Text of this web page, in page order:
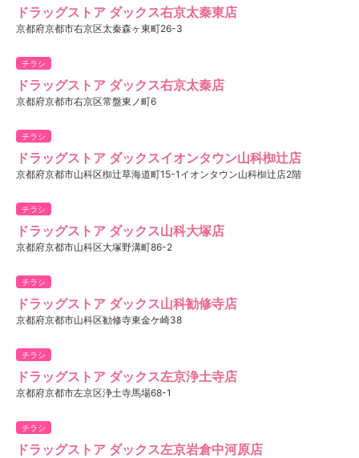
ドラッグストア ダックス右京太秦東店
京都府京都市右京区太秦森ヶ東町26-3
チラシ
ドラッグストア ダックス右京太秦店
京都府京都市右京区常盤東ノ町6
チラシ
ドラッグストア ダックスイオンタウン山科椥辻店
京都府京都市山科区椥辻草海道町15-1イオンタウン山科椥辻店2階
チラシ
ドラッグストア ダックス山科大塚店
京都府京都市山科区大塚野溝町86-2
チラシ
ドラッグストア ダックス山科勧修寺店
京都府京都市山科区勧修寺東金ケ崎38
チラシ
ドラッグストア ダックス左京浄土寺店
京都府京都市左京区浄土寺馬場68-1
チラシ
ドラッグストア ダックス左京岩倉中河原店